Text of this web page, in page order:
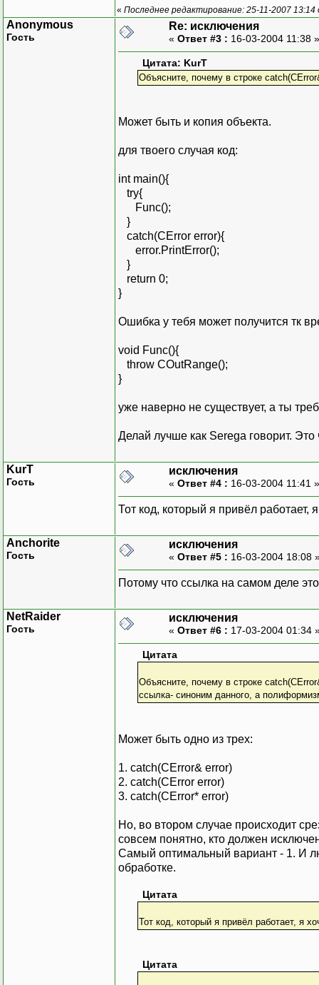
« Последнее редактирование: 25-11-2007 13:14
Anonymous
Гость
Re: исключения
« Ответ #3 : 16-03-2004 11:38
Цитата: KurT
Объясните, почему в строке
Может быть и копия объекта.
для твоего случая код:
int main(){
try{
Func();
}
catch(CError error){
error.PrintError();
}
return 0;
}
Ошибка у тебя может получится тк
void Func(){
throw COutRange();
}
уже наверно не существует, а ты
Делай лучше как Serega говорит. Это
KurT
Гость
исключения
« Ответ #4 : 16-03-2004 11:41
Тот код, который я привёл работает,
Anchorite
Гость
исключения
« Ответ #5 : 16-03-2004 18:08
Потому что ссылка на самом деле
NetRaider
Гость
исключения
« Ответ #6 : 17-03-2004 01:34
Цитата
Объясните, почему в строке
ссылка- синоним данного, а
Может быть одно из трех:
1. catch(CError& error)
2. catch(CError error)
3. catch(CError* error)
Но, во втором случае происходит
совсем понятно, кто должен
Самый оптимальный вариант - 1. И
обработке.
Цитата
Тот код, который я привёл работает, я
Цитата